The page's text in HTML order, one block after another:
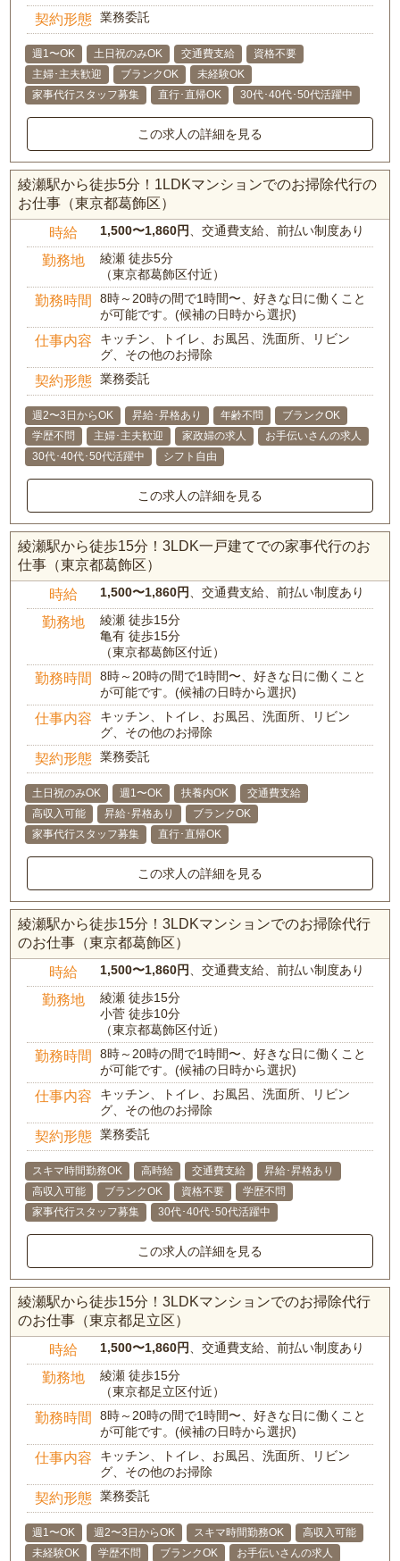
契約形態 業務委託
週1〜OK 土日祝のみOK 交通費支給
資格不要
主婦･主夫歓迎
ブランクOK
未経験OK
家事代行スタッフ募集
直行･直帰OK 30代･40代･50代活躍中
この求人の詳細を見る
綾瀬駅から徒歩5分！1LDKマンションでのお掃除代行の
お仕事（東京都葛飾区）
時給 1,500〜1,860円、交通費支給、前払い制度あり
勤務地
綾瀬 徒歩5分
（東京都葛飾区付近）
勤務時間
8時～20時の間で1時間〜、好きな日に働くこと
が可能です。(候補の日時から選択)
仕事内容
キッチン、トイレ、お風呂、洗面所、リビン
グ、その他のお掃除
契約形態 業務委託
週2〜3日からOK 昇給･昇格あり 年齢不問
ブランクOK
学歴不問
主婦･主夫歓迎 家政婦の求人
お手伝いさんの求人
30代･40代･50代活躍中
シフト自由
この求人の詳細を見る
綾瀬駅から徒歩15分！3LDK一戸建てでの家事代行のお
仕事（東京都葛飾区）
時給 1,500〜1,860円、交通費支給、前払い制度あり
勤務地
綾瀬 徒歩15分
亀有 徒歩15分
（東京都葛飾区付近）
勤務時間
8時～20時の間で1時間〜、好きな日に働くこと
が可能です。(候補の日時から選択)
仕事内容
キッチン、トイレ、お風呂、洗面所、リビン
グ、その他のお掃除
契約形態 業務委託
土日祝のみOK 週1〜OK 扶養内OK
交通費支給
高収入可能
昇給･昇格あり
ブランクOK
家事代行スタッフ募集
直行･直帰OK
この求人の詳細を見る
綾瀬駅から徒歩15分！3LDKマンションでのお掃除代行
のお仕事（東京都葛飾区）
時給 1,500〜1,860円、交通費支給、前払い制度あり
勤務地
綾瀬 徒歩15分
小菅 徒歩10分
（東京都葛飾区付近）
勤務時間
8時～20時の間で1時間〜、好きな日に働くこと
が可能です。(候補の日時から選択)
仕事内容
キッチン、トイレ、お風呂、洗面所、リビン
グ、その他のお掃除
契約形態 業務委託
スキマ時間勤務OK 高時給 交通費支給
昇給･昇格あり
高収入可能
ブランクOK 資格不要
学歴不問
家事代行スタッフ募集
30代･40代･50代活躍中
この求人の詳細を見る
綾瀬駅から徒歩15分！3LDKマンションでのお掃除代行
のお仕事（東京都足立区）
時給 1,500〜1,860円、交通費支給、前払い制度あり
勤務地
綾瀬 徒歩15分
（東京都足立区付近）
勤務時間
8時～20時の間で1時間〜、好きな日に働くこと
が可能です。(候補の日時から選択)
仕事内容
キッチン、トイレ、お風呂、洗面所、リビン
グ、その他のお掃除
契約形態 業務委託
週1〜OK 週2〜3日からOK スキマ時間勤務OK
高収入可能
未経験OK
学歴不問 ブランクOK
お手伝いさんの求人